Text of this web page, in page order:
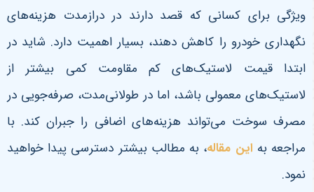
ویژگی برای کسانی که قصد دارند در درازمدت هزینه‌های
نگهداری خودرو را کاهش دهند، بسیار اهمیت دارد. شاید در
ابتدا قیمت لاستیک‌های کم مقاومت کمی بیشتر از
لاستیک‌های معمولی باشد، اما در طولانی‌مدت، صرفه‌جویی در
مصرف سوخت می‌تواند هزینه‌های اضافی را جبران کند. با
مراجعه به این مقاله، به مطالب بیشتر دسترسی پیدا خواهید
نمود.